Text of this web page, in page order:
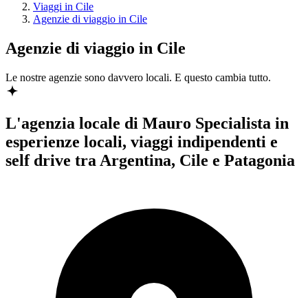
Viaggi in Cile
Agenzie di viaggio in Cile
Agenzie di viaggio in Cile
Le nostre agenzie sono davvero locali. E questo cambia tutto.
L'agenzia locale di Mauro Specialista in
esperienze locali, viaggi indipendenti e
self drive tra Argentina, Cile e Patagonia